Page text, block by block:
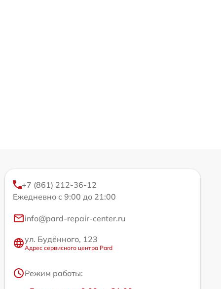
+7 (861) 212-36-12
Ежедневно с 9:00 до 21:00
info@pard-repair-center.ru
ул. Будённого, 123
Адрес сервисного центра Pard
Режим работы: